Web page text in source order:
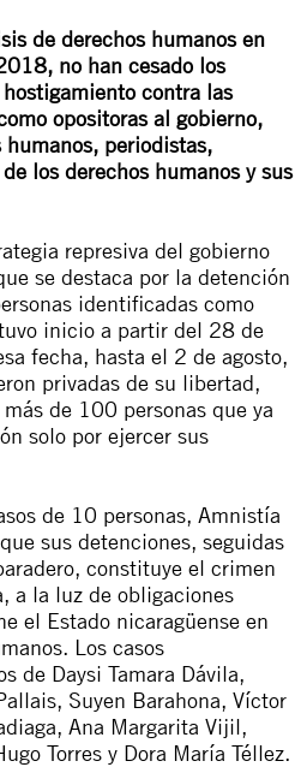
de derechos humanos en
no han cesado los
contra las
opositoras al gobierno,
humanos, periodistas,
los derechos humanos y sus
represiva del gobierno
se destaca por la detención
identificadas como
inicio a partir del 28 de
fecha, hasta el 2 de agosto,
privadas de su libertad,
de 100 personas que ya
solo por ejercer sus
de 10 personas, Amnistía
sus detenciones, seguidas
constituye el crimen
a la luz de obligaciones
el Estado nicaragüense en
Los casos
de Daysi Tamara Dávila,
Suyen Barahona, Víctor
Ana Margarita Vijil,
Torres y Dora María Téllez.